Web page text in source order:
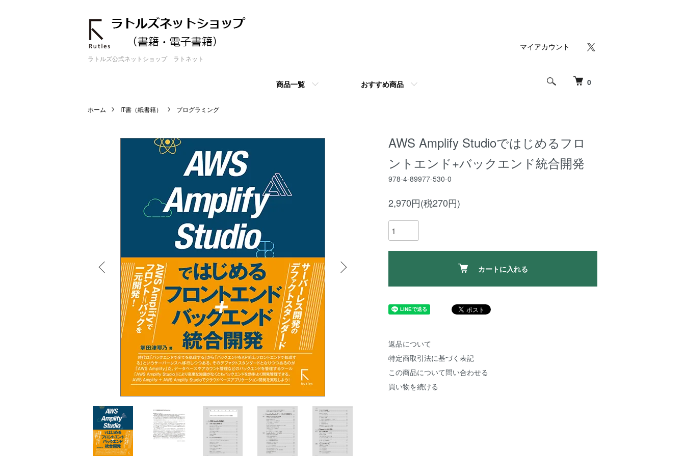
ラトルズ公式ネットショップ ラトネット
0
商品一覧 おすすめ商品
マイアカウント
ホーム IT書（紙書籍） プログラミング
AWS Amplify Studioではじめるフロ
ントエンド+バックエンド統合開発
978-4-89977-530-0
2,970円(税270円)
カートに入れる
返品について
特定商取引法に基づく表記
この商品について問い合わせる
買い物を続ける